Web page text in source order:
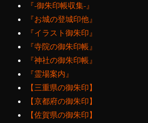
『‐御朱印帳収集‐』
『お城の登城印他』
『イラスト御朱印』
『寺院の御朱印帳』
『神社の御朱印帳』
『霊場案内』
【三重県の御朱印】
【京都府の御朱印】
【佐賀県の御朱印】